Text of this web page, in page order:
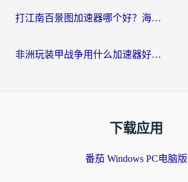
打江南百景图加速器哪个好？海外党踩坑N次后，终于找到不卡的秘诀
非洲玩装甲战争用什么加速器好？海外党亲测有效的国服游戏加速方案
下载应用
番茄 Windows PC电脑版